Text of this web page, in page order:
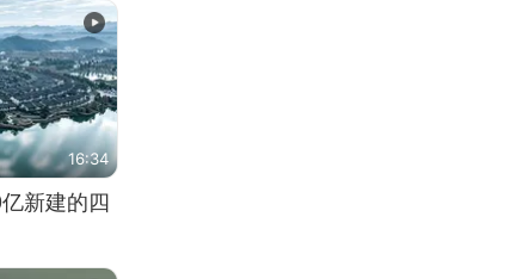
16:34
新建的四